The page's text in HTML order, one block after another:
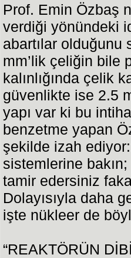
Prof. Emin Özbaş
verdiği yönündeki
abartılar olduğunu
mm’lik çeliğin bile
kalınlığında çelik
güvenlikte ise 2.5
yapı var ki bu
benzetme yapan
şekilde izah
sistemlerine
tamir edersiniz
Dolayısıyla daha
işte nükleer de
“REAKTÖRÜN